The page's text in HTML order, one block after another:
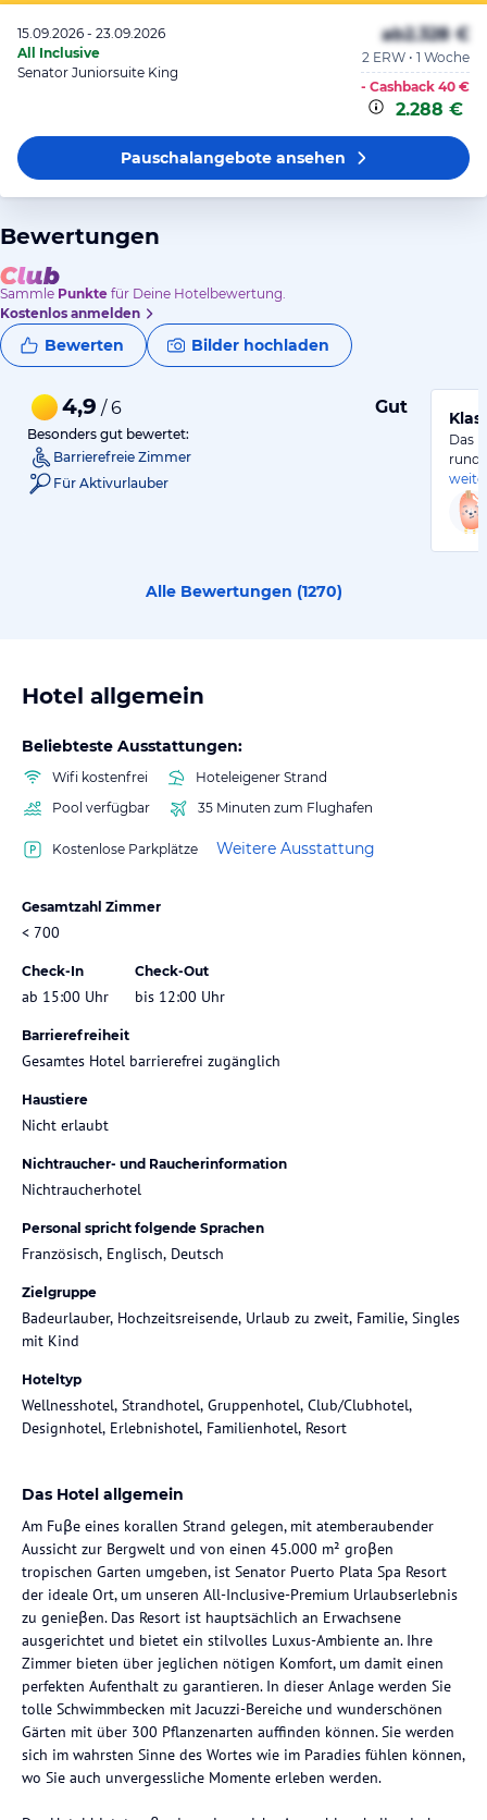
15.09.2026 - 23.09.2026
All Inclusive
Senator Juniorsuite King
ab2.328 €
2 ERW • 1 Woche
- Cashback 40 €
2.288 €
Pauschalangeboteansehen
Bewertungen
Sammle Punkte für Deine Hotelbewertung.
Kostenlos anmelden
Bewerten Bilder hochladen
4,9 / 6 Gut
Besonders gut bewertet:
Barrierefreie Zimmer
Für Aktivurlauber
Das
Alle Bewertungen (1270)
Hotel allgemein
Beliebteste Ausstattungen:
Wifi kostenfrei
Hoteleigener Strand
Pool verfügbar
35 Minuten zum Flughafen
Kostenlose Parkplätze Weitere Ausstattung
Gesamtzahl Zimmer
< 700
Check-In
ab 15:00 Uhr
Check-Out
bis 12:00 Uhr
Barrierefreiheit
Gesamtes Hotel barrierefrei zugänglich
Haustiere
Nicht erlaubt
Nichtraucher- und Raucherinformation
Nichtraucherhotel
Personal spricht folgende Sprachen
Französisch, Englisch, Deutsch
Zielgruppe
Badeurlauber, Hochzeitsreisende, Urlaub zu zweit, Familie, Singles
mit Kind
Hoteltyp
Wellnesshotel, Strandhotel, Gruppenhotel, Club/Clubhotel,
Designhotel, Erlebnishotel, Familienhotel, Resort
Das Hotel allgemein
Am Fuβe eines korallen Strand gelegen, mit atemberaubender
Aussicht zur Bergwelt und von einen 45.000 m² groβen
tropischen Garten umgeben, ist Senator Puerto Plata Spa Resort
der ideale Ort, um unseren All-Inclusive-Premium Urlaubserlebnis
zu genieβen. Das Resort ist hauptsächlich an Erwachsene
ausgerichtet und bietet ein stilvolles Luxus-Ambiente an. Ihre
Zimmer bieten über jeglichen nötigen Komfort, um damit einen
perfekten Aufenthalt zu garantieren. In dieser Anlage werden Sie
tolle Schwimmbecken mit Jacuzzi-Bereiche und wunderschönen
Gärten mit über 300 Pflanzenarten auffinden können. Sie werden
sich im wahrsten Sinne des Wortes wie im Paradies fühlen können,
wo Sie auch unvergessliche Momente erleben werden.